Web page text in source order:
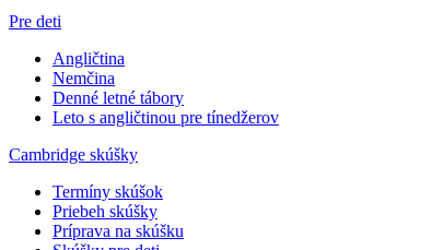
Pre deti
Angličtina
Nemčina
Denné letné tábory
Leto s angličtinou pre tínedžerov
Cambridge skúšky
Termíny skúšok
Priebeh skúšky
Príprava na skúšku